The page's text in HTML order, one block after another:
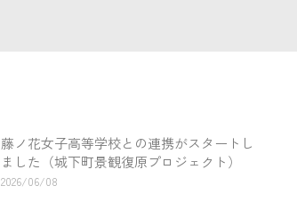
藤ノ花女子高等学校との連携がスタートし
ました（城下町景観復原プロジェクト）
2026/06/08